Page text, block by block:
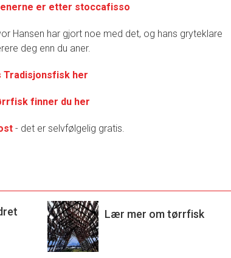
er etter stoccafisso
Hansen har gjort noe med det, og hans gryteklare
deg enn du aner.
Tradisjonsfisk her
finner du her
- det er selvfølgelig gratis.
Lær mer om tørrfisk